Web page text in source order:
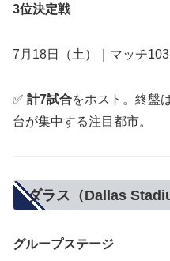
3位決定戦
7月18日（土）｜マッチ
✅ 計7試合をホスト。終盤
台が集中する注目都市。
ダラス（Dallas
グループステージ